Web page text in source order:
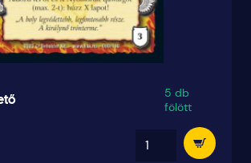
5 db
fölött